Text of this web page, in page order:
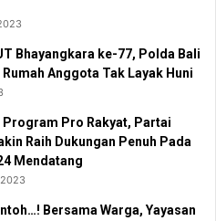
Bhayangkara ke-77, Polda Bali
Rumah Anggota Tak Layak Huni
Program Pro Rakyat, Partai
Raih Dukungan Penuh Pada
Mendatang
Bersama Warga, Yayasan